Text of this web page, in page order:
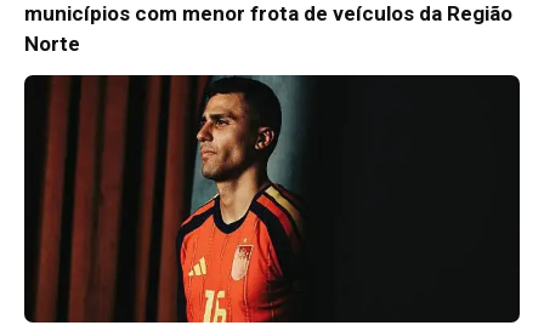
municípios com menor frota de veículos da Região
Norte